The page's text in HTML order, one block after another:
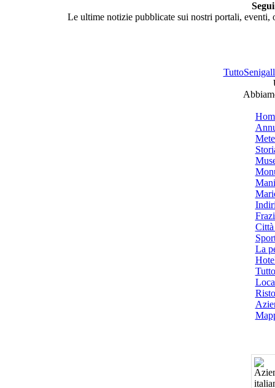
Le ultime notizie pubblicate sui nostri portali,
Città
La